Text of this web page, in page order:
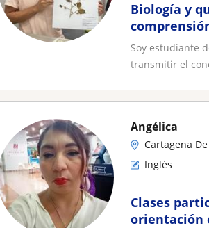
Biología y
Soy estudiante
transmitir el
Angélica
Cartagena
Inglés
Clases
orientación